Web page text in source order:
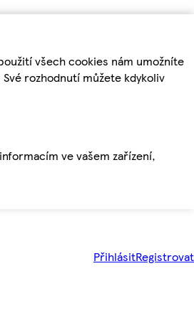
všech cookies nám umožníte
rozhodnutí můžete kdykoliv
ve vašem zařízení,
PřihlásitRegistrovat